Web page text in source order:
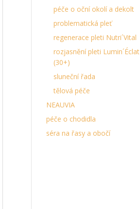
péče o oční okolí a dekolt
problematická pleť
regenerace pleti Nutri´Vital
rozjasnění pleti Lumin´Éclat
(30+)
sluneční řada
tělová péče
NEAUVIA
péče o chodidla
séra na řasy a obočí